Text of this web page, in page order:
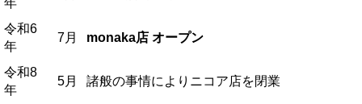
年
令和6
年
7月 monaka店 オープン
令和8
年
5月 諸般の事情によりニコア店を閉業